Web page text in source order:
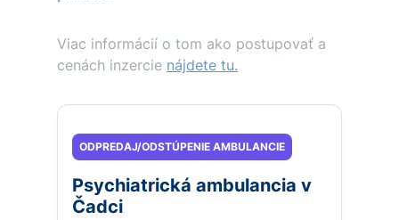
Viac informácií o tom ako postupovať a
cenách inzercie nájdete tu.
ODPREDAJ/ODSTÚPENIE AMBULANCIE
Psychiatrická ambulancia v
Čadci